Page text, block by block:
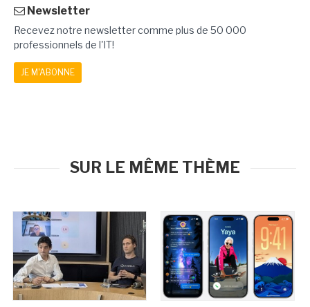
Newsletter
Recevez notre newsletter comme plus de 50 000
professionnels de l'IT!
JE M'ABONNE
SUR LE MÊME THÈME